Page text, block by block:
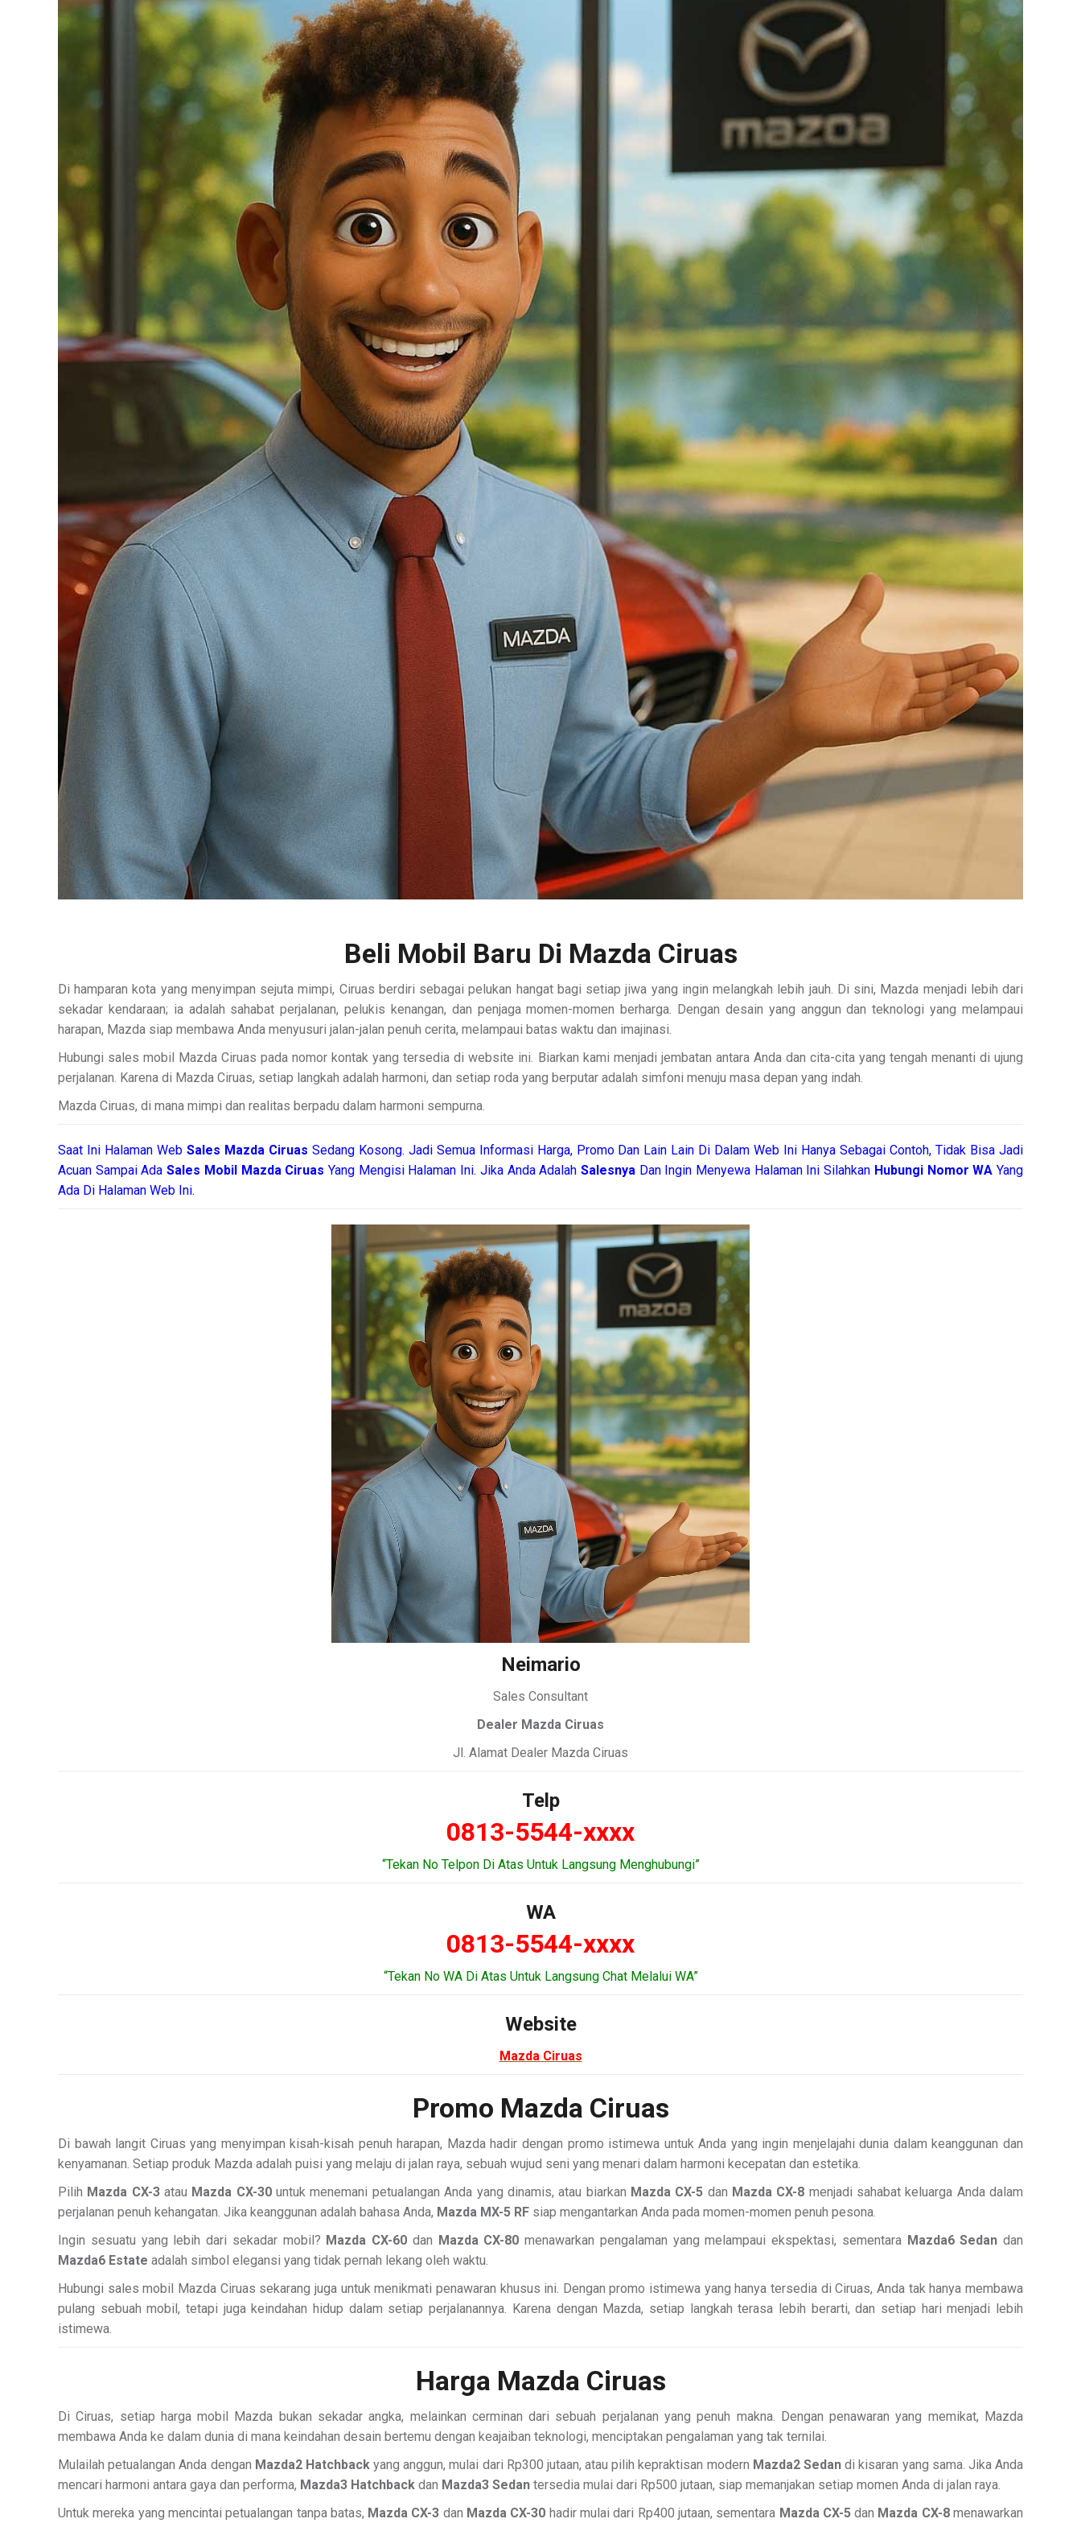
Beli Mobil Baru Di Mazda Ciruas
Di hamparan kota yang menyimpan sejuta mimpi, Ciruas berdiri sebagai pelukan hangat bagi setiap jiwa yang ingin melangkah lebih jauh. Di sini, Mazda menjadi lebih dari
sekadar kendaraan; ia adalah sahabat perjalanan, pelukis kenangan, dan penjaga momen-momen berharga. Dengan desain yang anggun dan teknologi yang melampaui
harapan, Mazda siap membawa Anda menyusuri jalan-jalan penuh cerita, melampaui batas waktu dan imajinasi.
Hubungi sales mobil Mazda Ciruas pada nomor kontak yang tersedia di website ini. Biarkan kami menjadi jembatan antara Anda dan cita-cita yang tengah menanti di ujung
perjalanan. Karena di Mazda Ciruas, setiap langkah adalah harmoni, dan setiap roda yang berputar adalah simfoni menuju masa depan yang indah.
Mazda Ciruas, di mana mimpi dan realitas berpadu dalam harmoni sempurna.
Saat Ini Halaman Web Sales Mazda Ciruas Sedang Kosong. Jadi Semua Informasi Harga, Promo Dan Lain Lain Di Dalam Web Ini Hanya Sebagai Contoh, Tidak Bisa Jadi
Acuan Sampai AdaSales Mobil Mazda Ciruas Yang Mengisi Halaman Ini. Jika Anda Adalah SalesnyaDan Ingin Menyewa Halaman Ini Silahkan Hubungi Nomor WAYang
Ada Di Halaman Web Ini.
Neimario
Sales Consultant
Dealer Mazda Ciruas
Jl. Alamat Dealer Mazda Ciruas
Telp
0813-5544-xxxx
“Tekan No Telpon Di Atas Untuk Langsung Menghubungi”
WA
0813-5544-xxxx
“Tekan No WA Di Atas Untuk Langsung Chat Melalui WA”
Website
Mazda Ciruas
Promo Mazda Ciruas
Di bawah langit Ciruas yang menyimpan kisah-kisah penuh harapan, Mazda hadir dengan promo istimewa untuk Anda yang ingin menjelajahi dunia dalam keanggunan dan
kenyamanan. Setiap produk Mazda adalah puisi yang melaju di jalan raya, sebuah wujud seni yang menari dalam harmoni kecepatan dan estetika.
Pilih Mazda CX-3atau Mazda CX-30untuk menemani petualangan Anda yang dinamis, atau biarkan Mazda CX-5 dan Mazda CX-8 menjadi sahabat keluarga Anda dalam
perjalanan penuh kehangatan. Jika keanggunan adalah bahasa Anda, Mazda MX-5 RF siap mengantarkan Anda pada momen-momen penuh pesona.
Ingin sesuatu yang lebih dari sekadar mobil? Mazda CX-60 dan Mazda CX-80 menawarkan pengalaman yang melampaui ekspektasi, sementara Mazda6 Sedan dan
Mazda6 Estate adalah simbol elegansi yang tidak pernah lekang oleh waktu.
Hubungi sales mobil Mazda Ciruas sekarang juga untuk menikmati penawaran khusus ini. Dengan promo istimewa yang hanya tersedia di Ciruas, Anda tak hanya membawa
pulang sebuah mobil, tetapi juga keindahan hidup dalam setiap perjalanannya. Karena dengan Mazda, setiap langkah terasa lebih berarti, dan setiap hari menjadi lebih
istimewa.
Harga Mazda Ciruas
Di Ciruas, setiap harga mobil Mazda bukan sekadar angka, melainkan cerminan dari sebuah perjalanan yang penuh makna. Dengan penawaran yang memikat, Mazda
membawa Anda ke dalam dunia di mana keindahan desain bertemu dengan keajaiban teknologi, menciptakan pengalaman yang tak ternilai.
Mulailah petualangan Anda dengan Mazda2 Hatchbackyang anggun, mulai dari Rp300 jutaan, atau pilih kepraktisan modern Mazda2 Sedan di kisaran yang sama. Jika Anda
mencari harmoni antara gaya dan performa, Mazda3 Hatchback dan Mazda3 Sedan tersedia mulai dari Rp500 jutaan, siap memanjakan setiap momen Anda di jalan raya.
Untuk mereka yang mencintai petualangan tanpa batas, Mazda CX-3 dan Mazda CX-30 hadir mulai dari Rp400 jutaan, sementara Mazda CX-5dan Mazda CX-8menawarkan